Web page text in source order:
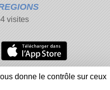
visites
des cookies
un contenu inapproprié
donne le contrôle sur ceux